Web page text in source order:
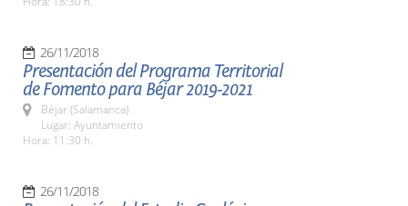
26/11/2018
Presentación del Programa Territorial
de Fomento para Béjar 2019-2021
Béjar (Salamanca)
Lugar: Ayuntamiento
Hora: 11:30 h.
26/11/2018